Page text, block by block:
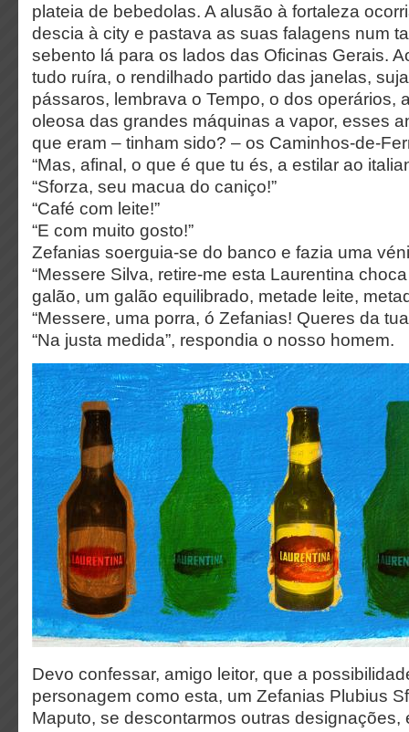
plateia de bebedolas. A alusão à fortaleza
descia à city e pastava as suas falagens num
sebento lá para os lados das Oficinas Gerais.
tudo ruíra, o rendilhado partido das janelas,
pássaros, lembrava o Tempo, o dos operários,
oleosa das grandes máquinas a vapor, esses
que eram – tinham sido? – os Caminhos-de-
“Mas, afinal, o que é que tu és, a estilar ao
“Sforza, seu macua do caniço!”
“Café com leite!”
“E com muito gosto!”
Zefanias soerguia-se do banco e fazia uma
“Messere Silva, retire-me esta Laurentina
galão, um galão equilibrado, metade leite,
“Messere, uma porra, ó Zefanias! Queres da
“Na justa medida”, respondia o nosso homem.
Devo confessar, amigo leitor, que a
personagem como esta, um Zefanias Plubius
Maputo, se descontarmos outras designações,